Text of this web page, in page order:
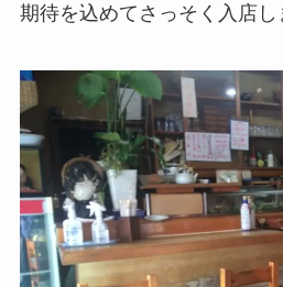
期待を込めてさっそく入店し